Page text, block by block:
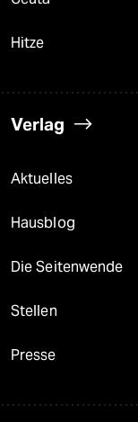
Hitze
Verlag
Aktuelles
Hausblog
Die Seitenwende
Stellen
Presse